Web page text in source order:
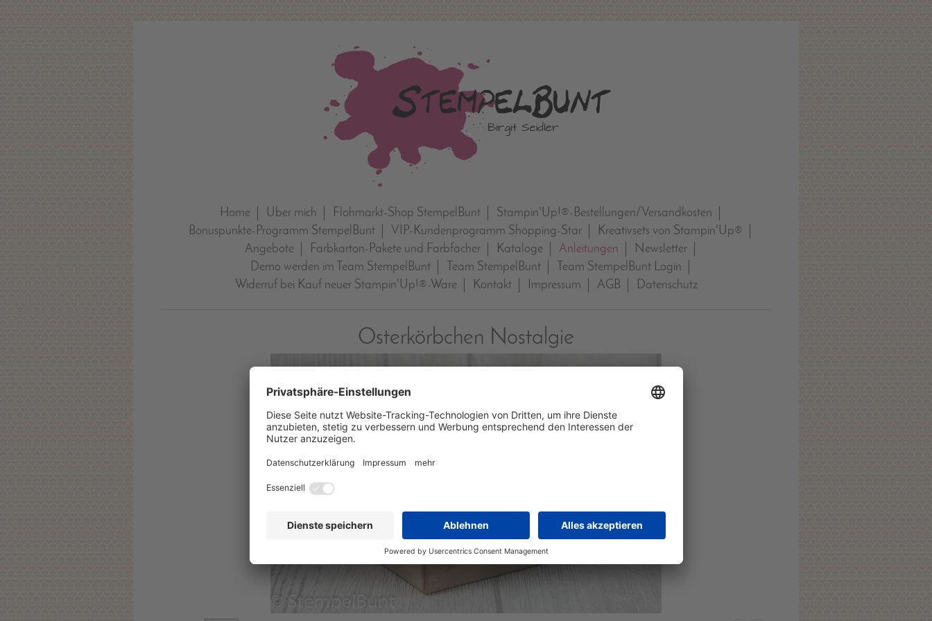
Home Über mich Flohmarkt-Shop StempelBunt
Stampin'Up!®-Bestellungen/Versandkosten
Bonuspunkte-Programm StempelBunt
VIP-Kundenprogramm Shopping-Star
Kreativsets von Stampin'Up®
Angebote
Farbkarton-Pakete und Farbfächer Kataloge Anleitungen
Newsletter
Demo werden im Team StempelBunt
Team StempelBunt
Team StempelBunt Login
Widerruf bei Kauf neuer Stampin'Up!®-Ware
Kontakt Impressum AGB Datenschutz
Osterkörbchen Nostalgie